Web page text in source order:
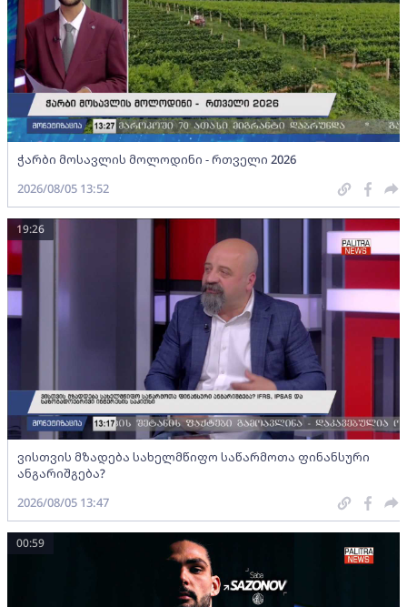
ჭარბი მოსავლის მოლოდინი - რთველი 2026
2026/08/05 13:52
ვისთვის მზადება სახელმწიფო საწარმოთა ფინანსური
ანგარიშგება?
19:26
2026/08/05 13:47
00:59